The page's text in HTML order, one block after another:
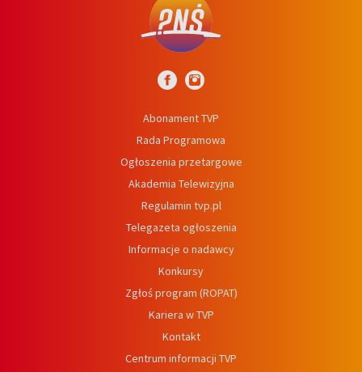
Abonament TVP
Rada Programowa
Ogłoszenia przetargowe
Akademia Telewizyjna
Regulamin tvp.pl
Telegazeta ogłoszenia
Informacje o nadawcy
Konkursy
Zgłoś program (ROPAT)
Kariera w TVP
Kontakt
Centrum informacji TVP